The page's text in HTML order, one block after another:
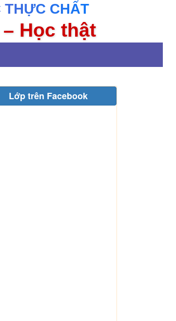
THỰC CHẤT
Học thật
Lớp trên Facebook